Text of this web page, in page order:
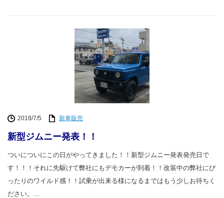
2018/7/5 新車販売
新型ジムニー発表！！
ついについにこの日がやってきました！！新型ジムニー発表発売日で
す！！！それに先駆けて弊社にもデモカーが到着！！改装中の弊社にぴ
ったりのワイルド感！！試乗が出来る様になるまではもう少しお待ちく
ださい。…